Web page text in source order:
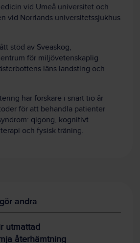
vid Umeå universitet och
vid Norrlands universitetssjukhus
stöd av Sveaskog,
för miljövetenskaplig
läns landsting och
har forskare i snart tio år
för att behandla patienter
qigong, kognitivt
och fysisk träning.
andra
utmattad
återhämtning